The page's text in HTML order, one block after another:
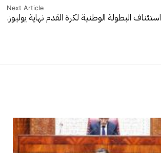
Next Article
استئناف البطولة الوطنية لكرة القدم نهاية يوليوز.